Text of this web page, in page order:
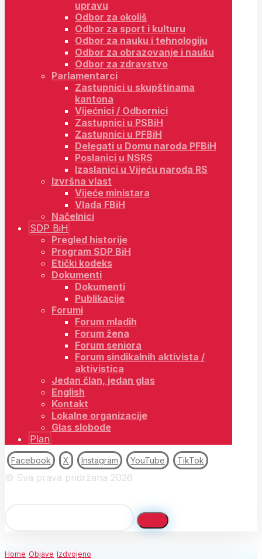
upravu
Odbor za okoliš
Odbor za sport i kulturu
Odbor za nauku i tehnologiju
Odbor za obrazovanje i nauku
Odbor za zdravstvo
Parlamentarci
Zastupnici u skupštinama
kantona
Vijećnici / Odbornici
Zastupnici u PSBiH
Zastupnici u PFBiH
Delegati u Domu naroda PFBiH
Poslanici u NSRS
Izaslanici u Vijeću naroda RS
Izvršna vlast
Vijeće ministara
Vlada FBiH
Načelnici
SDP BiH
Pregled historije
Program SDP BiH
Etički kodeks
Dokumenti
Dokumenti
Publikacije
Forumi
Forum mladih
Forum žena
Forum seniora
Forum sindikalnih aktivista /
aktivistica
Jedan član, jedan glas
English
Kontakt
Lokalne organizacije
Glas slobode
Plan
Facebook X Instagram YouTube TikTok
© Sva prava pridržana 2026
Home Objave Izdvojeno